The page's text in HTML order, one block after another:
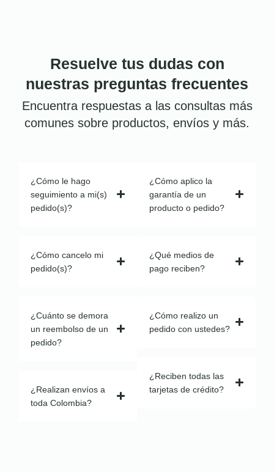
Resuelve tus dudas con
nuestras preguntas frecuentes
Encuentra respuestas a las consultas más
comunes sobre productos, envíos y más.
¿Cómo le hago
seguimiento a mi(s)
pedido(s)?
¿Cómo cancelo mi
pedido(s)?
¿Cuánto se demora
un reembolso de un
pedido?
¿Realizan envíos a
toda Colombia?
¿Cómo aplico la
garantía de un
producto o pedido?
¿Qué medios de
pago reciben?
¿Cómo realizo un
pedido con ustedes?
¿Reciben todas las
tarjetas de crédito?